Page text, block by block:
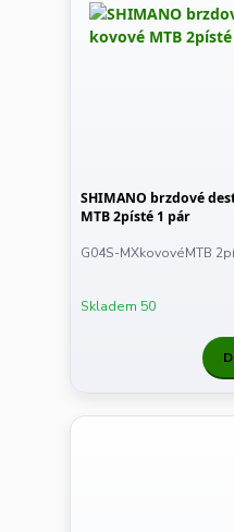
SHIMANO brzdové
MTB 2písté 1 pár
G04S-MXkovovéMTB
Skladem 50